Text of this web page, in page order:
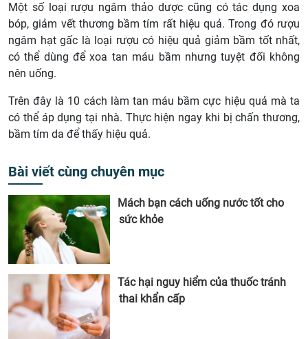
Một số loại rượu ngâm thảo dược cũng có tác dụng xoa
bóp, giảm vết thương bầm tím rất hiệu quả. Trong đó rượu
ngâm hạt gấc là loại rượu có hiệu quả giảm bầm tốt nhất,
có thể dùng để xoa tan máu bầm nhưng tuyệt đối không
nên uống.
Trên đây là 10 cách làm tan máu bầm cực hiệu quả mà ta
có thể áp dụng tại nhà. Thực hiện ngay khi bị chấn thương,
bầm tím da để thấy hiệu quả.
Bài viết cùng chuyên mục
Mách bạn cách uống nước tốt cho
sức khỏe
Tác hại nguy hiểm của thuốc tránh
thai khẩn cấp